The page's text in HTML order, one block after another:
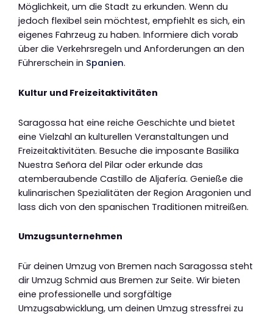
Möglichkeit, um die Stadt zu erkunden. Wenn du
jedoch flexibel sein möchtest, empfiehlt es sich, ein
eigenes Fahrzeug zu haben. Informiere dich vorab
über die Verkehrsregeln und Anforderungen an den
Führerschein in Spanien.
Kultur und Freizeitaktivitäten
Saragossa hat eine reiche Geschichte und bietet
eine Vielzahl an kulturellen Veranstaltungen und
Freizeitaktivitäten. Besuche die imposante Basilika
Nuestra Señora del Pilar oder erkunde das
atemberaubende Castillo de Aljafería. Genieße die
kulinarischen Spezialitäten der Region Aragonien und
lass dich von den spanischen Traditionen mitreißen.
Umzugsunternehmen
Für deinen Umzug von Bremen nach Saragossa steht
dir Umzug Schmid aus Bremen zur Seite. Wir bieten
eine professionelle und sorgfältige
Umzugsabwicklung, um deinen Umzug stressfrei zu